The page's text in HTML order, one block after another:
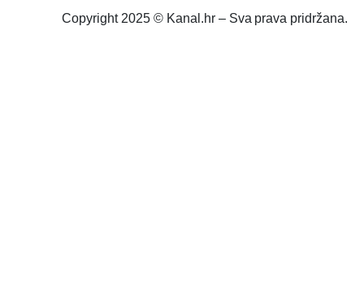
Copyright 2025 © Kanal.hr – Sva prava pridržana.